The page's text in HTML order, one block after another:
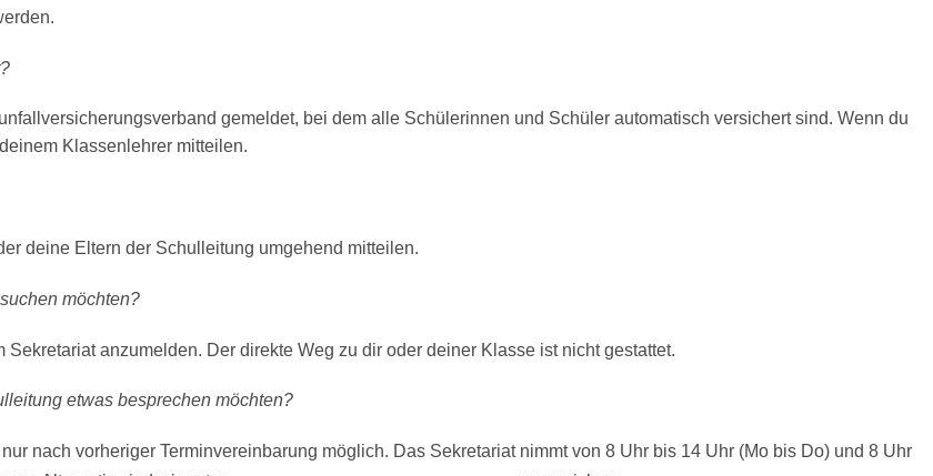
gemeldet, bei dem alle Schülerinnen und Schüler automatisch versichert sind. Wenn du
Klassenlehrer mitteilen.
deine Eltern der Schulleitung umgehend mitteilen.
möchten?
anzumelden. Der direkte Weg zu dir oder deiner Klasse ist nicht gestattet.
etwas besprechen möchten?
nach vorheriger Terminvereinbarung möglich. Das Sekretariat nimmt von 8 Uhr bis 14 Uhr (Mo bis Do) und 8 Uhr